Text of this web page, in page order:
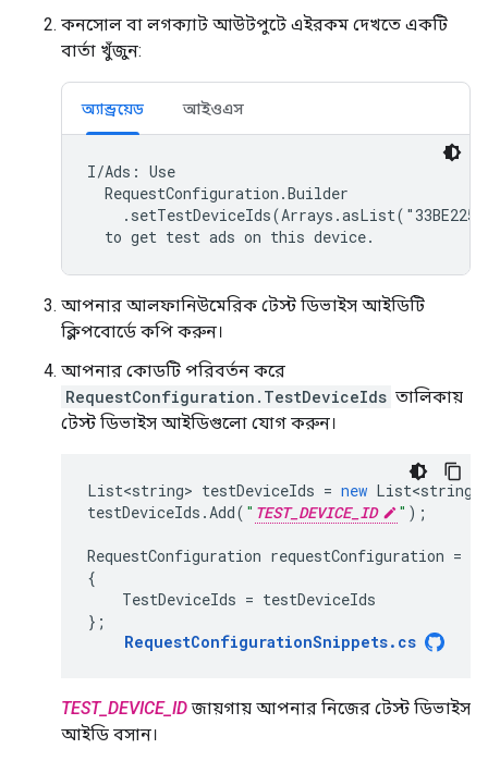
কনসোল বা লগক্যাট আউটপুটে এইরকম দেখতে একটি
বার্তা খুঁজুন:
অ্যান্ড্রয়েড আইওএস
I/Ads: Use
  RequestConfiguration.Builder
  to get test ads on this device.
আপনার আলফানিউমেরিক টেস্ট ডিভাইস আইডিটি
ক্লিপবোর্ডে কপি করুন।
আপনার কোডটি পরিবর্তন করে
RequestConfiguration.TestDeviceIds তালিকায়
টেস্ট ডিভাইস আইডিগুলো যোগ করুন।
List<string> testDeviceIds = new List<string>
testDeviceIds .Add( " TEST_DEVICE_ID " );
RequestConfiguration requestConfiguration =
{
TestDeviceIds = testDeviceIds
};
RequestConfigurationSnippets. cs
TEST_DEVICE_IDজায়গায় আপনার নিজের টেস্ট ডিভাইস
আইডি বসান।